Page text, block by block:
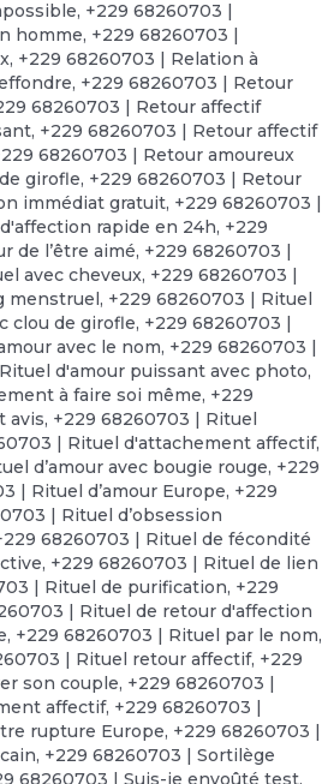
, +229 68260703 |
homme, +229 68260703 |
, +229 68260703 | Relation à
, +229 68260703 | Retour
68260703 | Retour affectif
, +229 68260703 | Retour affectif
68260703 | Retour amoureux
girofle, +229 68260703 | Retour
immédiat gratuit, +229 68260703 |
rapide en 24h, +229
de l’être aimé, +229 68260703 |
avec cheveux, +229 68260703 |
menstruel, +229 68260703 | Rituel
clou de girofle, +229 68260703 |
avec le nom, +229 68260703 |
d'amour puissant avec photo,
à faire soi même, +229
avis, +229 68260703 | Rituel
| Rituel d'attachement affectif,
d’amour avec bougie rouge, +229
| Rituel d’amour Europe, +229
| Rituel d’obsession
68260703 | Rituel de fécondité
, +229 68260703 | Rituel de lien
| Rituel de purification, +229
| Rituel de retour d'affection
, +229 68260703 | Rituel par le nom,
| Rituel retour affectif, +229
son couple, +229 68260703 |
affectif, +229 68260703 |
rupture Europe, +229 68260703 |
, +229 68260703 | Sortilège
68260703 | Suis-je envoûté test,